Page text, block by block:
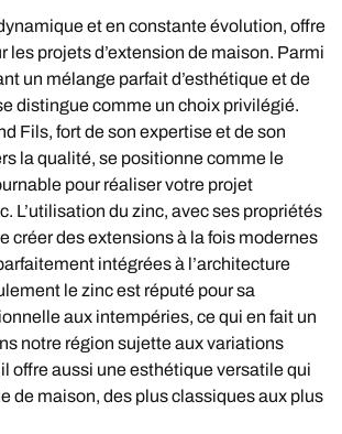
et en constante évolution, offre
les projets d’extension de maison. Parmi
un mélange parfait d’esthétique et de
distingue comme un choix privilégié.
Fils, fort de son expertise et de son
la qualité, se positionne comme le
pour réaliser votre projet
L’utilisation du zinc, avec ses propriétés
créer des extensions à la fois modernes
intégrées à l’architecture
le zinc est réputé pour sa
aux intempéries, ce qui en fait un
notre région sujette aux variations
offre aussi une esthétique versatile qui
de maison, des plus classiques aux plus